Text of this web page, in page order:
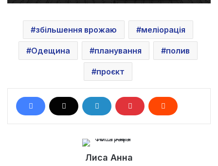
збільшення врожаю меліорація
Одещина планування полив
проєкт
Лиса Анна